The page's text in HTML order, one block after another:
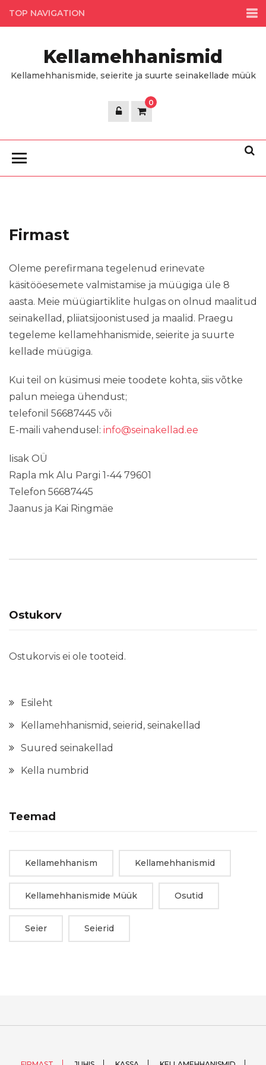
Skip
to
TOP NAVIGATION
Kellamehhanismid
Kellamehhanismide, seierite ja suurte seinakellade müük
0
Firmast
Oleme perefirmana tegelenud erinevate
käsitööesemete valmistamise ja müügiga üle 8
aasta. Meie müügiartiklite hulgas on olnud maalitud
seinakellad, pliiatsijoonistused ja maalid. Praegu
tegeleme kellamehhanismide, seierite ja suurte
kellade müügiga.
Kui teil on küsimusi meie toodete kohta, siis võtke
palun meiega ühendust;
telefonil 56687445 või
E-maili vahendusel: info@seinakellad.ee
Iisak OÜ
Rapla mk Alu Pargi 1-44 79601
Telefon 56687445
Jaanus ja Kai Ringmäe
Ostukorv
Ostukorvis ei ole tooteid.
Esileht
Kellamehhanismid, seierid, seinakellad
Suured seinakellad
Kella numbrid
Teemad
Kellamehhanism Kellamehhanismid
Kellamehhanismide Müük Osutid
Seier Seierid